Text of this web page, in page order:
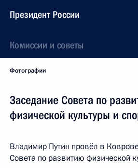
Президент России
Комиссии и советы
Фотографии
Заседание Совета по
физической культуры и
Владимир Путин провёл в
Совета по развитию физической